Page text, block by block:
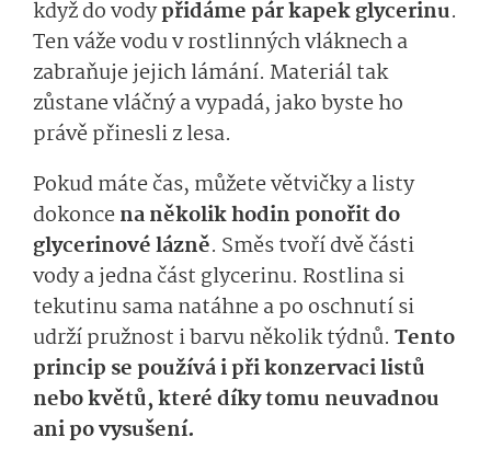
když do vodypřidáme pár kapek glycerinu.
Ten váže vodu v rostlinných vláknech a
zabraňuje jejich lámání. Materiál tak
zůstane vláčný a vypadá, jako byste ho
právě přinesli z lesa.
Pokud máte čas, můžete větvičky a listy
dokoncena několik hodin ponořit do
glycerinové lázně. Směs tvoří dvě části
vody a jedna část glycerinu. Rostlina si
tekutinu sama natáhne a po oschnutí si
udrží pružnost i barvu několik týdnů. Tento
princip se používá i při konzervaci listů
nebo květů, které díky tomu neuvadnou
ani po vysušení.